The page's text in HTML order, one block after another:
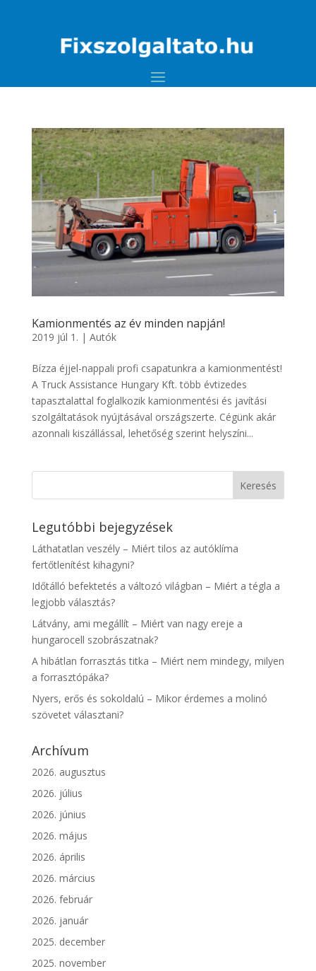
Kamionmentés az év minden napján!
2019 júl 1. | Autók
Bízza éjjel-nappali profi csapatunkra a kamionmentést!
A Truck Assistance Hungary Kft. több évtizedes
tapasztalattal foglalkozik kamionmentési és javítási
szolgáltatások nyújtásával országszerte. Cégünk akár
azonnali kiszállással, lehetőség szerint helyszíni...
Legutóbbi bejegyzések
Láthatatlan veszély – Miért tilos az autóklíma
fertőtlenítést kihagyni?
Időtálló befektetés a változó világban – Miért a tégla a
legjobb választás?
Látvány, ami megállít – Miért van nagy ereje a
hungarocell szobrászatnak?
A hibátlan forrasztás titka – Miért nem mindegy, milyen
a forrasztópáka?
Nyers, erős és sokoldalú – Mikor érdemes a molinó
szövetet választani?
Archívum
2026. augusztus
2026. július
2026. június
2026. május
2026. április
2026. március
2026. február
2026. január
2025. december
2025. november